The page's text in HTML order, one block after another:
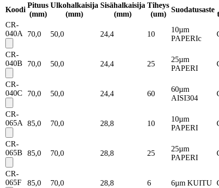
Koodi
Pituus
(mm)
Ulkohalkaisija
(mm)
Sisähalkaisija
(mm)
Tiheys
(um)
Suodatusaste
CR-
040A
70,0 50,0 24,4 10
10µm
PAPERIc
CR-
040B
70,0 50,0 24,4 25
25µm
PAPERI
CR-
040C
70,0 50,0 24,4 60
60µm
AISI304
CR-
065A
85,0 70,0 28,8 10
10µm
PAPERI
CR-
065B
85,0 70,0 28,8 25
25µm
PAPERI
CR-
065F
85,0 70,0 28,8 6 6µm KUITU